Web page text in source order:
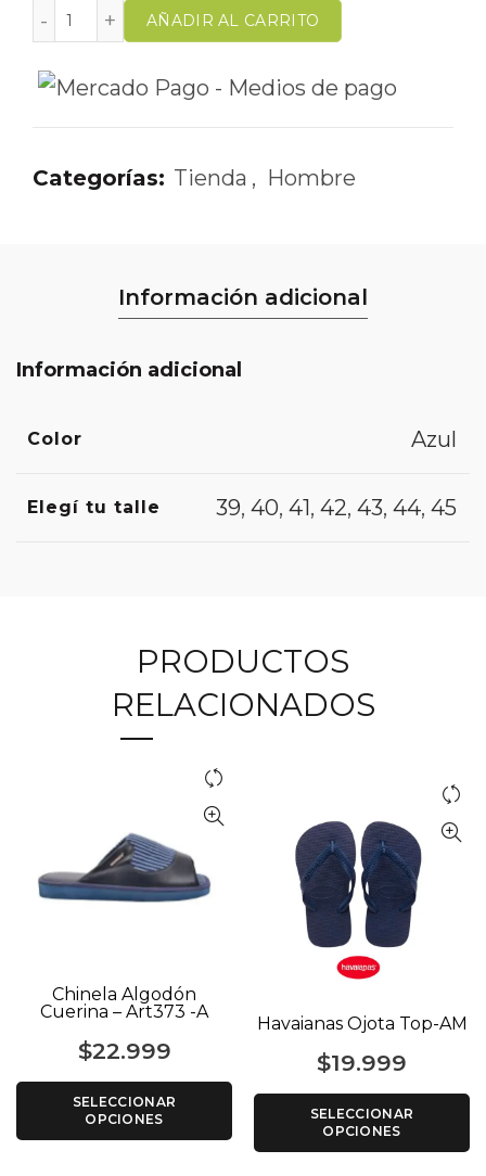
AÑADIR AL CARRITO
Categorías: Tienda , Hombre
Información adicional
Información adicional
Color Azul
Elegí tu talle 39, 40, 41, 42, 43, 44, 45
PRODUCTOS
RELACIONADOS
Chinela Algodón
Cuerina – Art373 -A
$22.999
SELECCIONAR
OPCIONES
Havaianas Ojota Top-AM
$19.999
SELECCIONAR
OPCIONES